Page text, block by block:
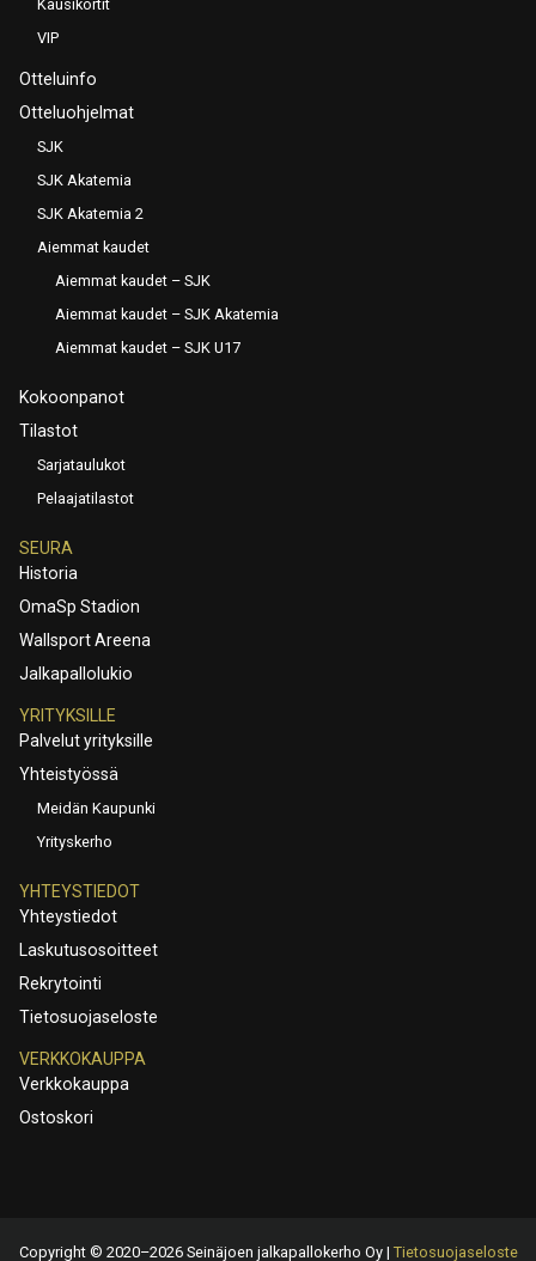
Kausikortit
VIP
Otteluinfo
Otteluohjelmat
SJK
SJK Akatemia
SJK Akatemia 2
Aiemmat kaudet
Aiemmat kaudet – SJK
Aiemmat kaudet – SJK Akatemia
Aiemmat kaudet – SJK U17
Kokoonpanot
Tilastot
Sarjataulukot
Pelaajatilastot
SEURA
Historia
OmaSp Stadion
Wallsport Areena
Jalkapallolukio
YRITYKSILLE
Palvelut yrityksille
Yhteistyössä
Meidän Kaupunki
Yrityskerho
YHTEYSTIEDOT
Yhteystiedot
Laskutusosoitteet
Rekrytointi
Tietosuojaseloste
VERKKOKAUPPA
Verkkokauppa
Ostoskori
Copyright © 2020–2026 Seinäjoen jalkapallokerho Oy | Tietosuojaseloste